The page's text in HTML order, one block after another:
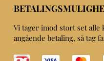
Vi tager imod stort set alle
angående betaling, så tag